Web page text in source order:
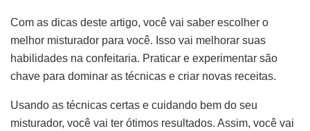
Com as dicas deste artigo, você vai saber escolher o
melhor misturador para você. Isso vai melhorar suas
habilidades na confeitaria. Praticar e experimentar são
chave para dominar as técnicas e criar novas receitas.
Usando as técnicas certas e cuidando bem do seu
misturador, você vai ter ótimos resultados. Assim, você vai